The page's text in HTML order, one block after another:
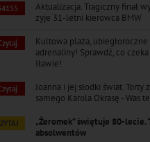
Aktualizacja. Tragiczny finał
żyje 31-letni kierowca BMW
Kultowa plaża,
adrenaliny! Sprawdź, co czeka
Iławie!
Joanna i jej słodki świat. Torty
samego Karola Okrasę - Was
„Żeromek” świętuje 80-lecie.
absolwentów